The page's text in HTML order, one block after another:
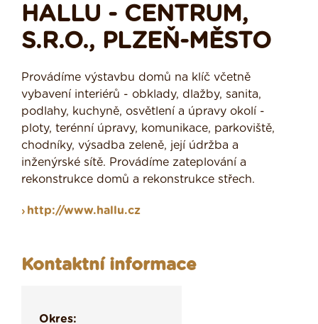
HALLU - CENTRUM,
S.R.O., PLZEŇ-MĚSTO
Provádíme výstavbu domů na klíč včetně
vybavení interiérů - obklady, dlažby, sanita,
podlahy, kuchyně, osvětlení a úpravy okolí -
ploty, terénní úpravy, komunikace, parkoviště,
chodníky, výsadba zeleně, její údržba a
inženýrské sítě. Provádíme zateplování a
rekonstrukce domů a rekonstrukce střech.
http://www.hallu.cz
Kontaktní informace
Okres: